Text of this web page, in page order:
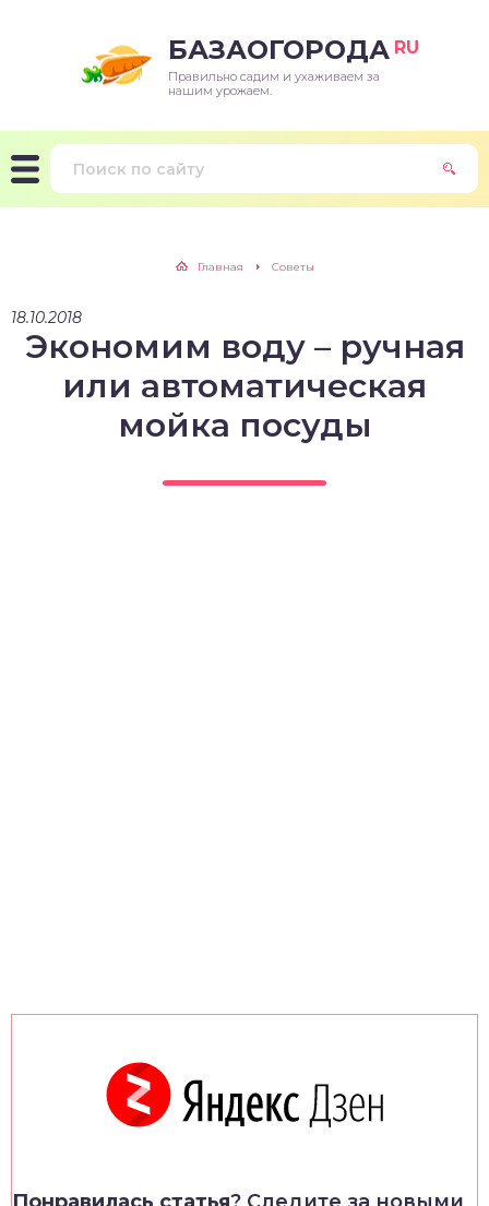
БАЗАОГОРОДА RU
Правильно садим и ухаживаем за
нашим урожаем.
Главная Советы
18.10.2018
Экономим воду – ручная
или автоматическая
мойка посуды